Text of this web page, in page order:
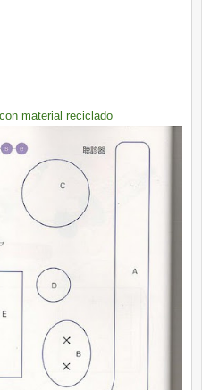
material reciclado